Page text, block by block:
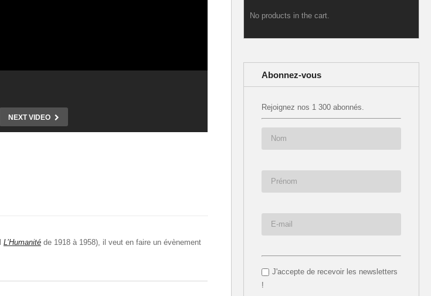
NEXT VIDEO
L’Humanité de 1918 à 1958), il veut en faire un évènement
No products in the cart.
Abonnez-vous
Rejoignez nos 1 300 abonnés.
J'accepte de recevoir les newsletters
!